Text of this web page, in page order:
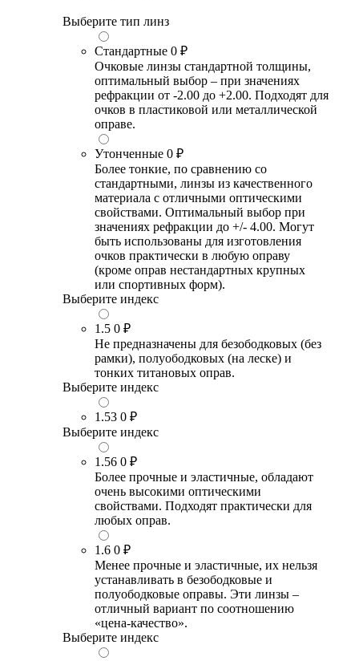
Выберите тип линз
Стандартные 0 ₽
Очковые линзы стандартной толщины,
оптимальный выбор – при значениях
рефракции от -2.00 до +2.00. Подходят для
очков в пластиковой или металлической
оправе.
Утонченные 0 ₽
Более тонкие, по сравнению со
стандартными, линзы из качественного
материала с отличными оптическими
свойствами. Оптимальный выбор при
значениях рефракции до +/- 4.00. Могут
быть использованы для изготовления
очков практически в любую оправу
(кроме оправ нестандартных крупных
или спортивных форм).
Выберите индекс
1.5 0 ₽
Не предназначены для безободковых (без
рамки), полуободковых (на леске) и
тонких титановых оправ.
Выберите индекс
1.53 0 ₽
Выберите индекс
1.56 0 ₽
Более прочные и эластичные, обладают
очень высокими оптическими
свойствами. Подходят практически для
любых оправ.
1.6 0 ₽
Менее прочные и эластичные, их нельзя
устанавливать в безободковые и
полуободковые оправы. Эти линзы –
отличный вариант по соотношению
«цена-качество».
Выберите индекс